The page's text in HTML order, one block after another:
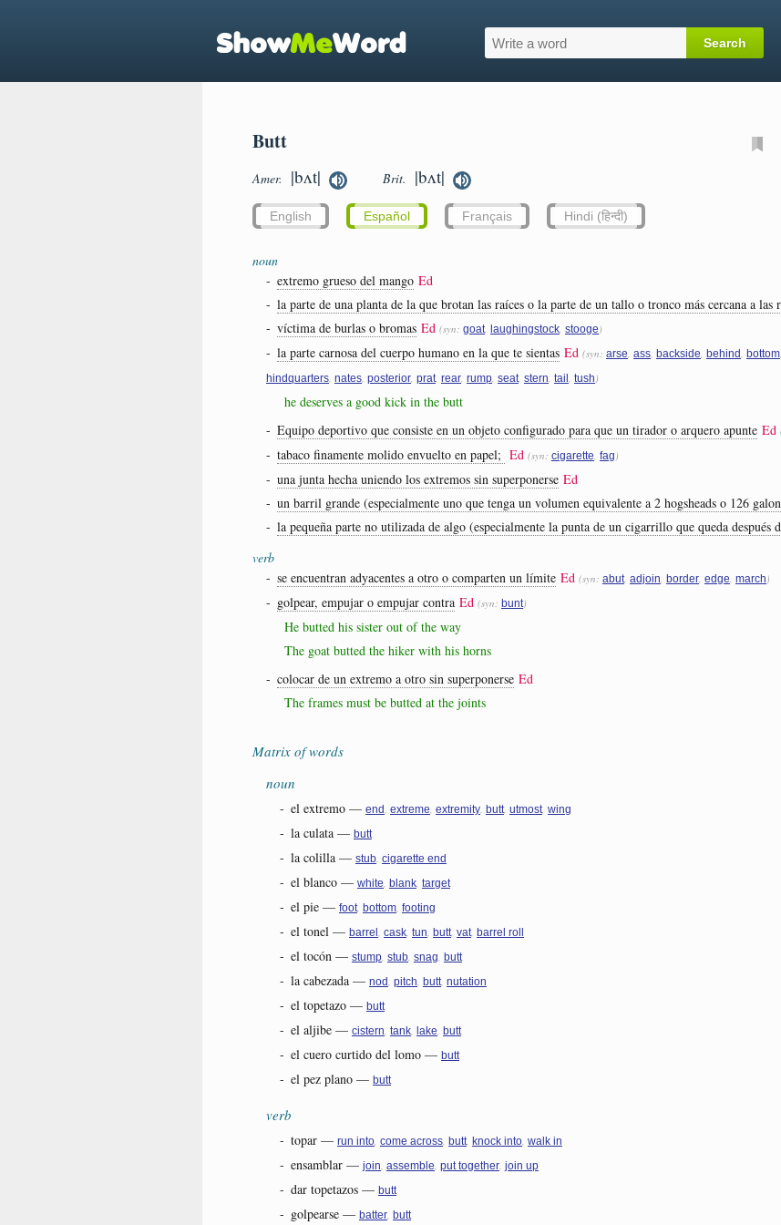
Butt
Amer. |bʌt| Brit. |bʌt|
English Español Français Hindi (हिन्दी)
noun
- extremo grueso del mango Ed
- la parte de una planta de la que brotan las raíces o la parte de un tallo o tronco más cercana a las
- víctima de burlas o bromas Ed (syn: goat, laughingstock, stooge)
- la parte carnosa del cuerpo humano en la que te sientas Ed (syn: arse, ass, backside, behind, bottom,
hindquarters, nates, posterior, prat, rear, rump, seat, stern, tail , tush)
he deserves a good kick in the butt
- Equipo deportivo que consiste en un objeto configurado para que un tirador o arquero apunte Ed
- tabaco finamente molido envuelto en papel; Ed (syn: cigarette, fag)
- una junta hecha uniendo los extremos sin superponerse Ed
- un barril grande (especialmente uno que tenga un volumen equivalente a 2 hogsheads o 126
- la pequeña parte no utilizada de algo (especialmente la punta de un cigarrillo que queda después
verb
- se encuentran adyacentes a otro o comparten un límite Ed (syn: abut, adjoin, border, edge, march)
- golpear, empujar o empujar contra Ed (syn: bunt)
He butted his sister out of the way
The goat butted the hiker with his horns
- colocar de un extremo a otro sin superponerse Ed
The frames must be butted at the joints
Matrix of words
noun
- el extremo — end, extreme, extremity, butt, utmost, wing
- la culata — butt
- la colilla — stub, cigarette end
- el blanco — white, blank, target
- el pie — foot, bottom, footing
- el tonel — barrel , cask, tun, butt, vat, barrel roll
- el tocón — stump, stub, snag, butt
- la cabezada — nod, pitch, butt, nutation
- el topetazo — butt
- el aljibe — cistern, tank, lake, butt
- el cuero curtido del lomo — butt
- el pez plano — butt
verb
- topar — run into, come across, butt, knock into, walk in
- ensamblar — join, assemble, put together, join up
- dar topetazos — butt
- golpearse — batter, butt